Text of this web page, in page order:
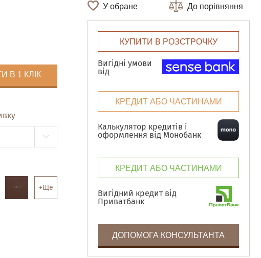
В 1 КЛІК
+Ще
У обране До порівняння
КУПИТИ В РОЗСТРОЧКУ
Вигідні умови
від
КРЕДИТ АБО ЧАСТИНАМИ
Калькулятор кредитів і
оформлення від Монобанк
КРЕДИТ АБО ЧАСТИНАМИ
Вигідний кредит від
Приватбанк
ДОПОМОГА КОНСУЛЬТАНТА